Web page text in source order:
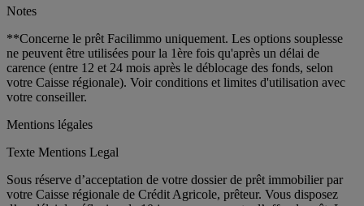
Notes
**Concerne le prêt Facilimmo uniquement. Les options souplesse
ne peuvent être utilisées pour la 1ère fois qu'après un délai de
carence (entre 12 et 24 mois après le déblocage des fonds, selon
votre Caisse régionale). Voir conditions et limites d'utilisation avec
votre conseiller.
Mentions légales
Texte Mentions Legal
Sous réserve d’acceptation de votre dossier de prêt immobilier par
votre Caisse régionale de Crédit Agricole, prêteur. Vous disposez